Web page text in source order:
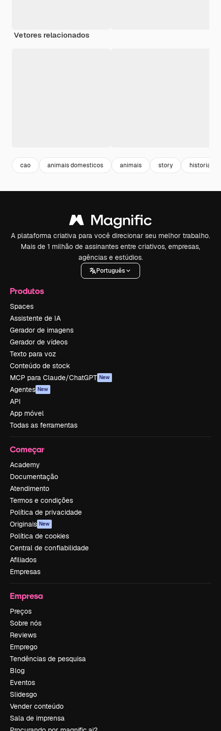
Vetores relacionados
cao animais domesticos animais story historia
A plataforma criativa para você direcionar seu melhor trabalho.
Mais de 1 milhão de assinantes entre criativos, empresas,
agências e estúdios.
Português
Produtos
Spaces
Assistente de IA
Gerador de imagens
Gerador de vídeos
Texto para voz
Conteúdo de stock
MCP para Claude/ChatGPT New
Agentes New
API
App móvel
Todas as ferramentas
Começar
Academy
Documentação
Atendimento
Termos e condições
Política de privacidade
Originais New
Política de cookies
Central de confiabilidade
Afiliados
Empresas
Empresa
Preços
Sobre nós
Reviews
Emprego
Tendências de pesquisa
Blog
Eventos
Slidesgo
Vender conteúdo
Sala de imprensa